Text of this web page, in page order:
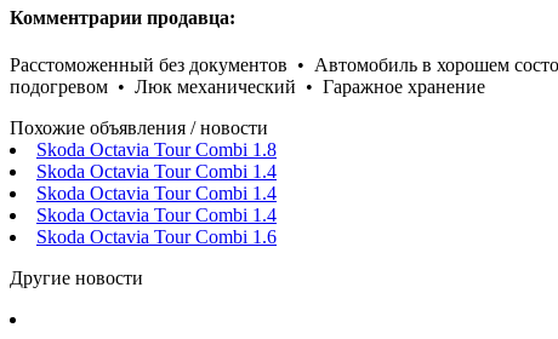
Комментрарии продавца:
Расстоможенный без документов • Автомобиль в хорошем
подогревом • Люк механический • Гаражное хранение
Похожие объявления / новости
Skoda Octavia Tour Combi 1.8
Skoda Octavia Tour Combi 1.4
Skoda Octavia Tour Combi 1.4
Skoda Octavia Tour Combi 1.4
Skoda Octavia Tour Combi 1.6
Другие новости